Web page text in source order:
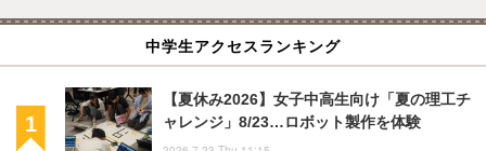
中学生アクセスランキング
【夏休み2026】女子中高生向け「夏の理工チ
ャレンジ」8/23…ロボット製作を体験